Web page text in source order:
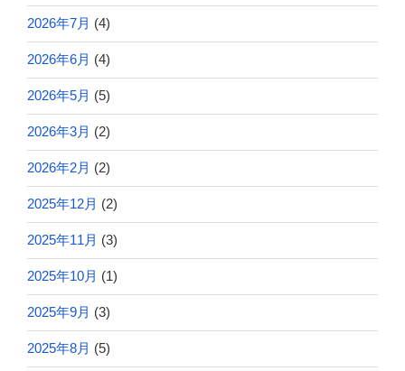
2026年7月 (4)
2026年6月 (4)
2026年5月 (5)
2026年3月 (2)
2026年2月 (2)
2025年12月 (2)
2025年11月 (3)
2025年10月 (1)
2025年9月 (3)
2025年8月 (5)